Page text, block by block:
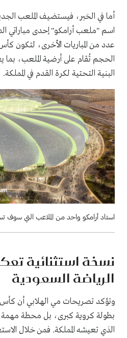
أما في الخبر، فيستضيف الملعب
اسم "ملعب أرامكو" إحدى مباراتي
الحجم تُقام على أرضية الملعب، بما
البنية التحتية لكرة القدم في المملكة.
استاد أرامكو واحد من الملاعب التي سوف
نسخة استثنائية
الرياضة السعودية
بطولة كروية كبرى، بل محطة مهمة
الذي تعيشه المملكة. فمن خلال